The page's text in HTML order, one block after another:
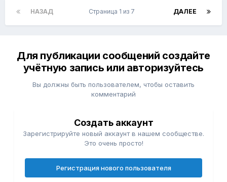
НАЗАД ДАЛЕЕ
Страница 1 из 7
Для публикации сообщений создайте
учётную запись или авторизуйтесь
Вы должны быть пользователем, чтобы оставить
комментарий
Создать аккаунт
Зарегистрируйте новый аккаунт в нашем сообществе.
Это очень просто!
Регистрация нового пользователя